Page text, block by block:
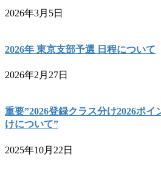
2026年3月5日
2026年 東京支部予選 日程について
2026年2月27日
重要”2026登録クラス分け2026ポ
けについて”
2025年10月22日